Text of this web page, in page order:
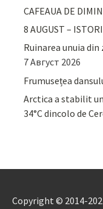
CAFEAUA DE
8 AUGUST –
Ruinarea unuia
7 Август 2026
Frumusețea
Arctica a stabilit
34°C dincolo de
Copyright © 2014-